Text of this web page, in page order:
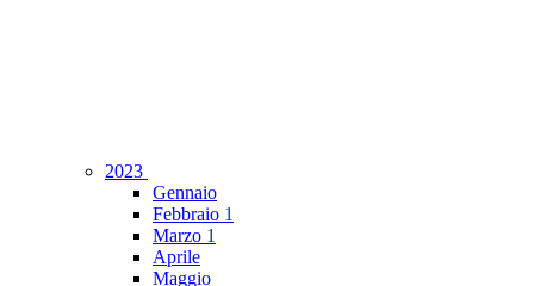
2023
Gennaio
Febbraio 1
Marzo 1
Aprile
Maggio